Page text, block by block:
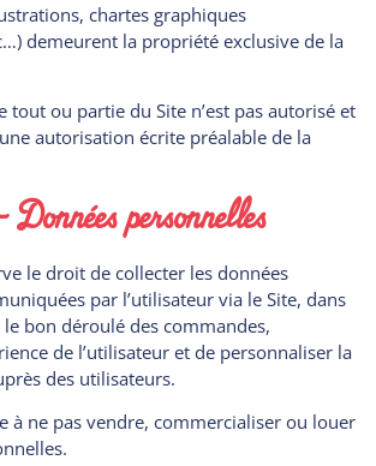
chartes graphiques
demeurent la propriété exclusive de la
tout ou partie du Site n’est pas autorisé et
autorisation écrite préalable de la
personnelles
le droit de collecter les données
par l’utilisateur via le Site, dans
le bon déroulé des commandes,
de l’utilisateur et de personnaliser la
des utilisateurs.
à ne pas vendre, commercialiser ou louer